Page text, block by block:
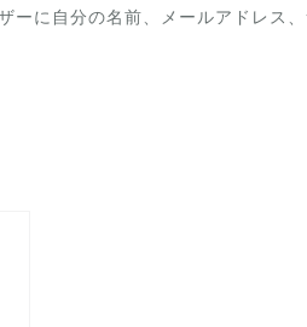
ーに自分の名前、メールアドレス、